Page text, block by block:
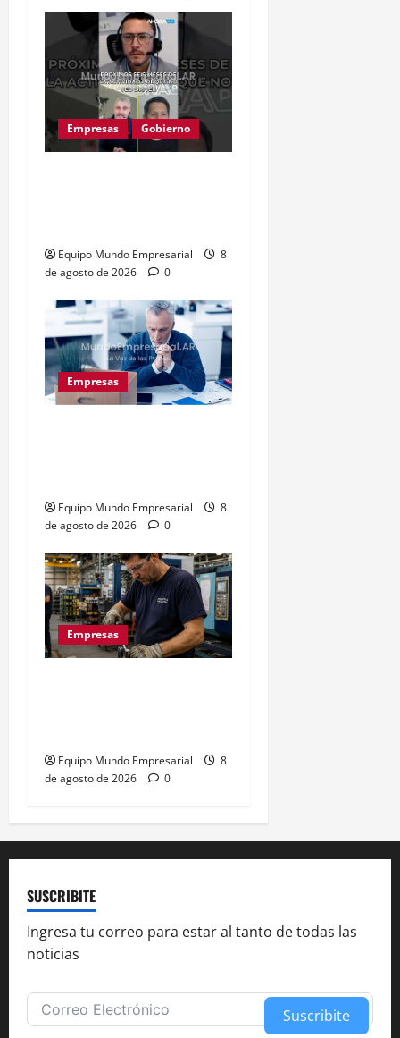
Empresas Gobierno
Equipo Mundo Empresarial
8
de agosto de 2026
0
Empresas
Equipo Mundo Empresarial
8
de agosto de 2026
0
Empresas
Equipo Mundo Empresarial
8
de agosto de 2026
0
SUSCRIBITE
Ingresa tu correo para estar al tanto de todas las
noticias
Suscribite